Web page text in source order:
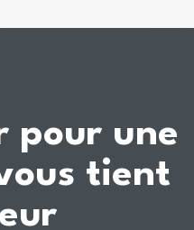
pour une
tient